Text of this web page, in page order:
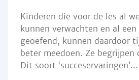
Kinderen die voor de les al
kunnen verwachten en al
geoefend, kunnen daardoor
beter meedoen. Ze begrijpen
Dit soort ‘succeservaringen’...